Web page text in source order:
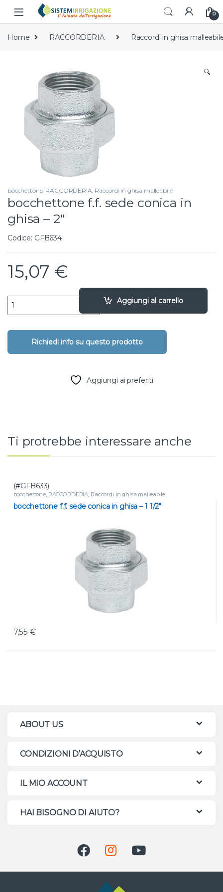
Skip to navigation
Skip to content
0
Home RACCORDERIA Raccordi in ghisa
🔍
bocchettone, RACCORDERIA, Raccordi in ghisa malleabile
bocchettone f.f. sede conica in
ghisa – 2″
Codice: GFB634
15,07 €
bocchettone f.f. sede conica in ghisa - 2" quantity
Aggiungi al carrello
Aggiungi ai preferiti
Ti protrebbe interessare anche
(#GFB633)
bocchettone, RACCORDERIA, Raccordi in ghisa malleabile
bocchettone f.f. sede conica in ghisa – 1 1/2″
7,55 €
ABOUT US
CONDIZIONI D’ACQUISTO
IL MIO ACCOUNT
HAI BISOGNO DI AIUTO?